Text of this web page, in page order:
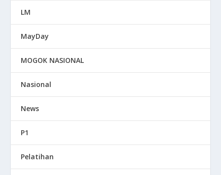
LM
MayDay
MOGOK NASIONAL
Nasional
News
P1
Pelatihan